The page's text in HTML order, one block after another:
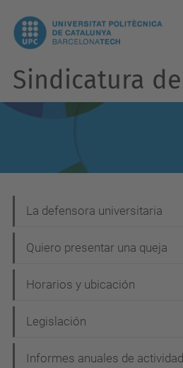
Sindicatura de
a
v
g
a
La defensora universitaria
Quiero presentar una queja
Horarios y ubicación
Legislación
Informes anuales de actividad